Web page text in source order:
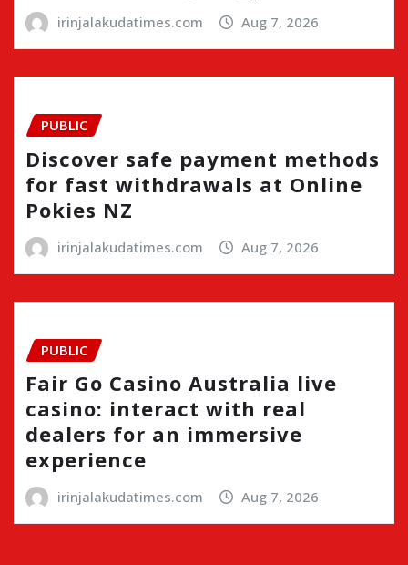
irinjalakudatimes.com Aug 7, 2026
PUBLIC
Discover safe payment methods
for fast withdrawals at Online
Pokies NZ
irinjalakudatimes.com Aug 7, 2026
PUBLIC
Fair Go Casino Australia live
casino: interact with real
dealers for an immersive
experience
irinjalakudatimes.com Aug 7, 2026